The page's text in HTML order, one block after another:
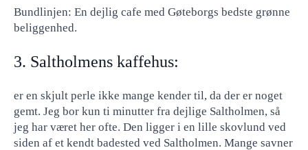
Bundlinjen: En dejlig cafe med Gøteborgs bedste grønne
beliggenhed.
3. Saltholmens kaffehus:
er en skjult perle ikke mange kender til, da der er noget
gemt. Jeg bor kun ti minutter fra dejlige Saltholmen, så
jeg har været her ofte. Den ligger i en lille skovlund ved
siden af ​​et kendt badested ved Saltholmen. Mange savner